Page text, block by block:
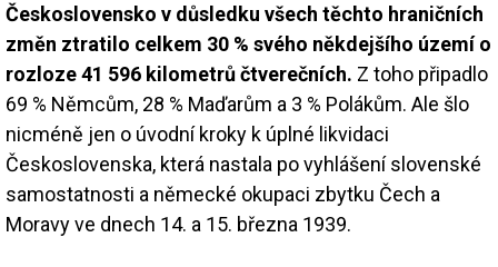
Československo v důsledku všech těchto hraničních
změn ztratilo celkem 30 % svého někdejšího území o
rozloze 41 596 kilometrů čtverečních. Z toho připadlo
69 % Němcům, 28 % Maďarům a 3 % Polákům. Ale šlo
nicméně jen o úvodní kroky k úplné likvidaci
Československa, která nastala po vyhlášení slovenské
samostatnosti a německé okupaci zbytku Čech a
Moravy ve dnech 14. a 15. března 1939.